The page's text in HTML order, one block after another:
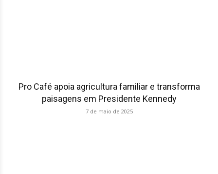
Pro Café apoia agricultura familiar e transforma
paisagens em Presidente Kennedy
7 de maio de 2025